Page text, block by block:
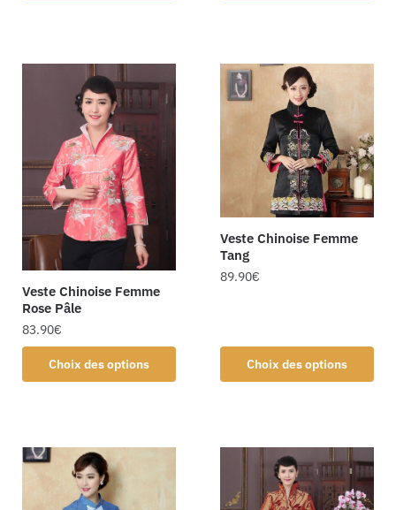
Veste Chinoise Femme
Rose Pâle
83.90€
Choix des options
Veste Chinoise Femme
Tang
89.90€
Choix des options